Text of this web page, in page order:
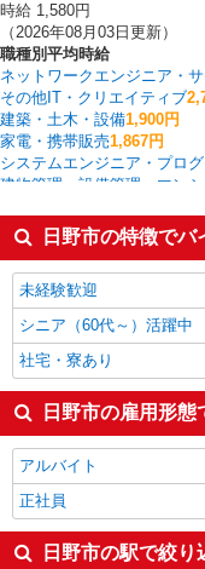
時給 1,580円
（2026年08月03日更新）
職種別平均時給
ネットワークエンジニア・
その他IT・クリエイティブ
建築・土木・設備1,900円
家電・携帯販売1,867円
システムエンジニア・プロ
建物管理・設備管理・マン
保育士・保育補助1,633円
イベント・キャンペーン
サービス提供責任者・ソー
日野市の他の職種の平均時給
日野市の特徴で
未経験歓迎
シニア（60代～）活躍中
社宅・寮あり
日野市の雇用形態
アルバイト
正社員
日野市の駅で絞り